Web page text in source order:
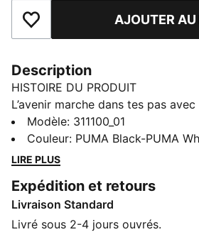
Ajouter aux favorisAJOUTER AU
Description
HISTOIRE DU PRODUIT
L’avenir marche dans tes pas
chaussures de running pour
et zones d’adhérence en
adhérence optimale : elles sont
égales. C’est la paire parfaite
actif.
CARACTÉRISTIQUES + AVANTAGES
Modèle: 311100_01
Couleur: PUMA Black-PUMA
LIRE PLUS
Expédition et retours
Livraison Standard
Livré sous 2-4 jours ouvrés.